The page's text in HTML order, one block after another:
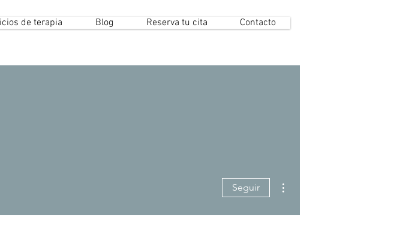
de terapia Blog Reserva tu cita Contacto
Seguir